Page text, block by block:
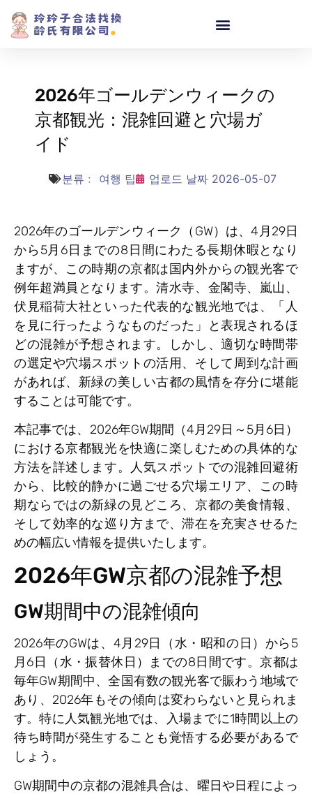
2026年ゴールデンウィークの
京都観光：混雑回避と穴場ガ
イド
분류﹕ 여행 팁 업로드 날짜 2026-05-07
2026年のゴールデンウィーク（GW）は、4月29日
から5月6日までの8日間にわたる長期休暇となり
ますが、この時期の京都は国内外からの観光客で
例年超満員となります。清水寺、金閣寺、嵐山、
伏見稲荷大社といった代表的な観光地では、「人
を見に行ったようなものだった」と表現されるほ
どの混雑が予想されます。しかし、適切な時間帯
の選定や穴場スポットの活用、そして周到な計画
があれば、新緑の美しい古都の風情を存分に堪能
することは可能です。
本記事では、2026年GW期間（4月29日～5月6日）
における京都観光を快適に楽しむための具体的な
方法を詳述します。人気スポットでの混雑回避術
から、比較的静かに過ごせる穴場エリア、この時
期ならではの新緑の見どころ、京都の美食情報、
そして効率的な巡り方まで、滞在を充実させるた
めの幅広い情報を提供いたします。
2026年GW京都の混雑予想
GW期間中の混雑傾向
2026年のGWは、4月29日（水・昭和の日）から5
月6日（水・振替休日）までの8日間です。京都は
毎年GW期間中、全国有数の観光客で賑わう地域で
あり、2026年もその傾向は変わらないと見られま
す。特に人気観光地では、入場までに1時間以上の
待ち時間が発生することも覚悟する必要があるで
しょう。
GW期間中の京都の混雑具合は、曜日や日程によっ